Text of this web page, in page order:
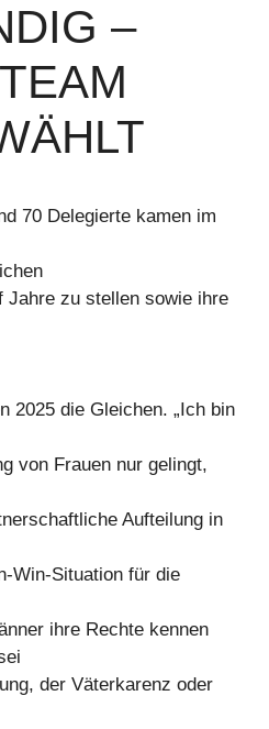
–
70 Delegierte kamen im
Jahre zu stellen sowie ihre
2025 die Gleichen. „Ich bin
von Frauen nur gelingt,
Aufteilung in
Win-Situation für die
ihre Rechte kennen
der Väterkarenz oder